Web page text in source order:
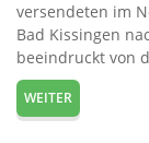
versendeten im
Bad Kissingen
beeindruckt von
WEITER